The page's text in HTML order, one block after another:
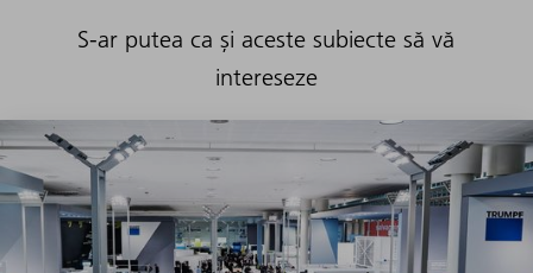
S-ar putea ca și aceste subiecte să vă
intereseze